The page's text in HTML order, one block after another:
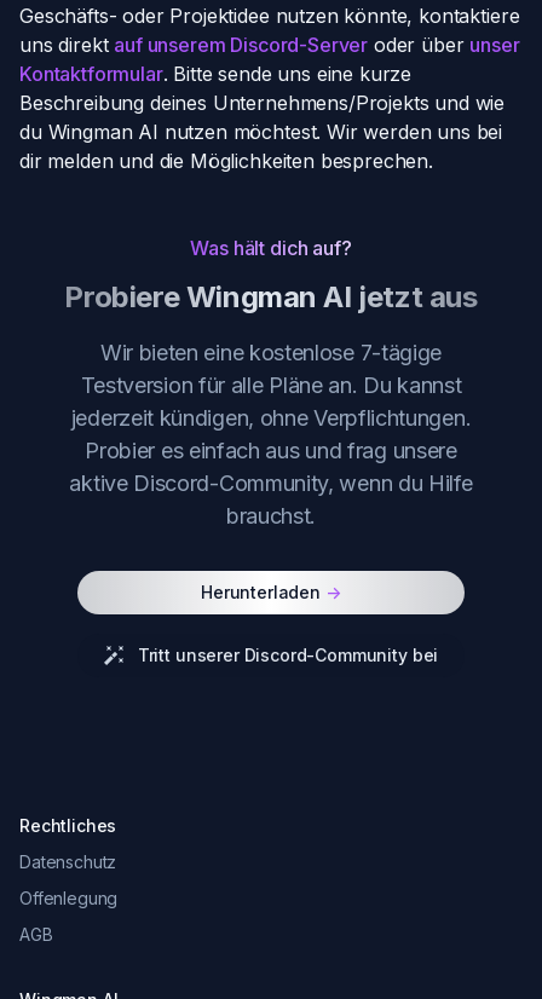
Geschäfts- oder Projektidee nutzen könnte, kontaktiere
uns direkt auf unserem Discord-Server oder über unser
Kontaktformular. Bitte sende uns eine kurze
Beschreibung deines Unternehmens/Projekts und wie
du Wingman AI nutzen möchtest. Wir werden uns bei
dir melden und die Möglichkeiten besprechen.
Was hält dich auf?
Probiere Wingman AI jetzt aus
Wir bieten eine kostenlose 7-tägige
Testversion für alle Pläne an. Du kannst
jederzeit kündigen, ohne Verpflichtungen.
Probier es einfach aus und frag unsere
aktive Discord-Community, wenn du Hilfe
brauchst.
Herunterladen ->
Tritt unserer Discord-Community bei
Rechtliches
Datenschutz
Offenlegung
AGB